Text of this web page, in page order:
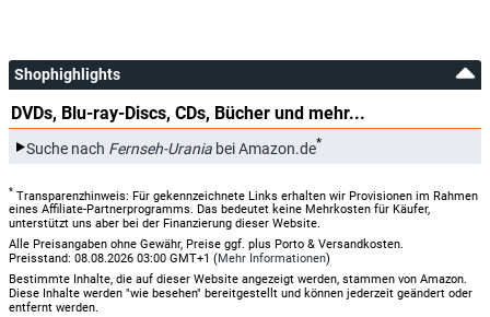
Shophighlights
DVDs, Blu-ray-Discs, CDs, Bücher und mehr...
Suche nach Fernseh-Urania bei Amazon.de*
* Transparenzhinweis: Für gekennzeichnete Links erhalten wir Provisionen im Rahmen
eines Affiliate-Partnerprogramms. Das bedeutet keine Mehrkosten für Käufer,
unterstützt uns aber bei der Finanzierung dieser Website.
Alle Preisangaben ohne Gewähr, Preise ggf. plus Porto & Versandkosten.
Preisstand: 08.08.2026 03:00 GMT+1 (Mehr Informationen)
Bestimmte Inhalte, die auf dieser Website angezeigt werden, stammen von Amazon.
Diese Inhalte werden "wie besehen" bereitgestellt und können jederzeit geändert oder
entfernt werden.